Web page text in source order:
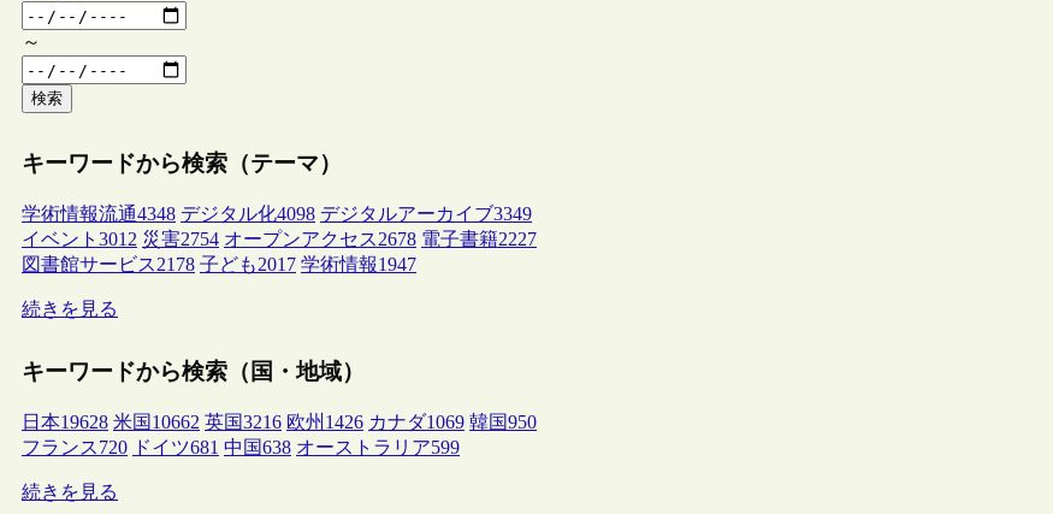
～
検索
キーワードから検索（テーマ）
学術情報流通4348 デジタル化4098 デジタルアーカイブ3349
イベント 3012 災害2754 オープンアクセス2678 電子書籍2227
図書館サービス2178 子ども2017 学術情報1947
続きを見る
キーワードから検索（国・地域）
日本19628 米国 10662 英国3216 欧州 1426 カナダ1069 韓国950
フランス720 ドイツ681 中国638 オーストラリア599
続きを見る